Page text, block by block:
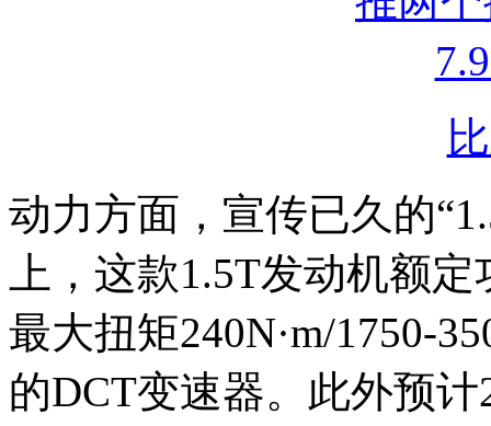
动力方面，宣传已久的
上，这款1.5T发动机额
最大扭矩240N·m/1750-
的DCT变速器。此外预